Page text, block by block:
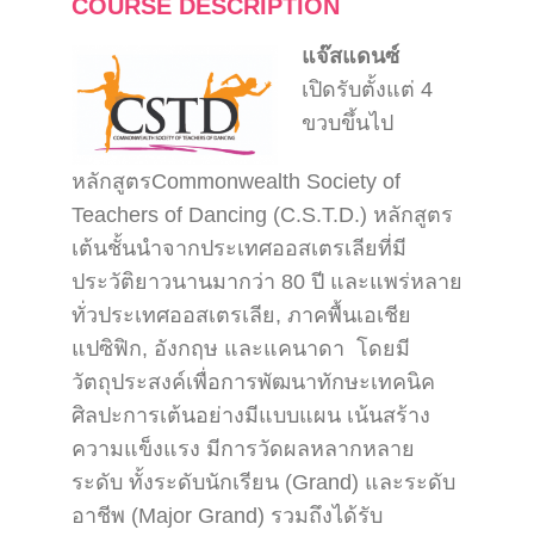
COURSE DESCRIPTION
แจ๊สแดนซ์
เปิดรับตั้งแต่ 4
ขวบขึ้นไป
หลักสูตรCommonwealth Society of
Teachers of Dancing (C.S.T.D.) หลักสูตร
เต้นชั้นนำจากประเทศออสเตรเลียที่มี
ประวัติยาวนานมากว่า 80 ปี และแพร่หลาย
ทั่วประเทศออสเตรเลีย, ภาคพื้นเอเชีย
แปซิฟิก, อังกฤษ และแคนาดา โดยมี
วัตถุประสงค์เพื่อการพัฒนาทักษะเทคนิค
ศิลปะการเต้นอย่างมีแบบแผน เน้นสร้าง
ความแข็งแรง มีการวัดผลหลากหลาย
ระดับ ทั้งระดับนักเรียน (Grand) และระดับ
อาชีพ (Major Grand) รวมถึงได้รับ